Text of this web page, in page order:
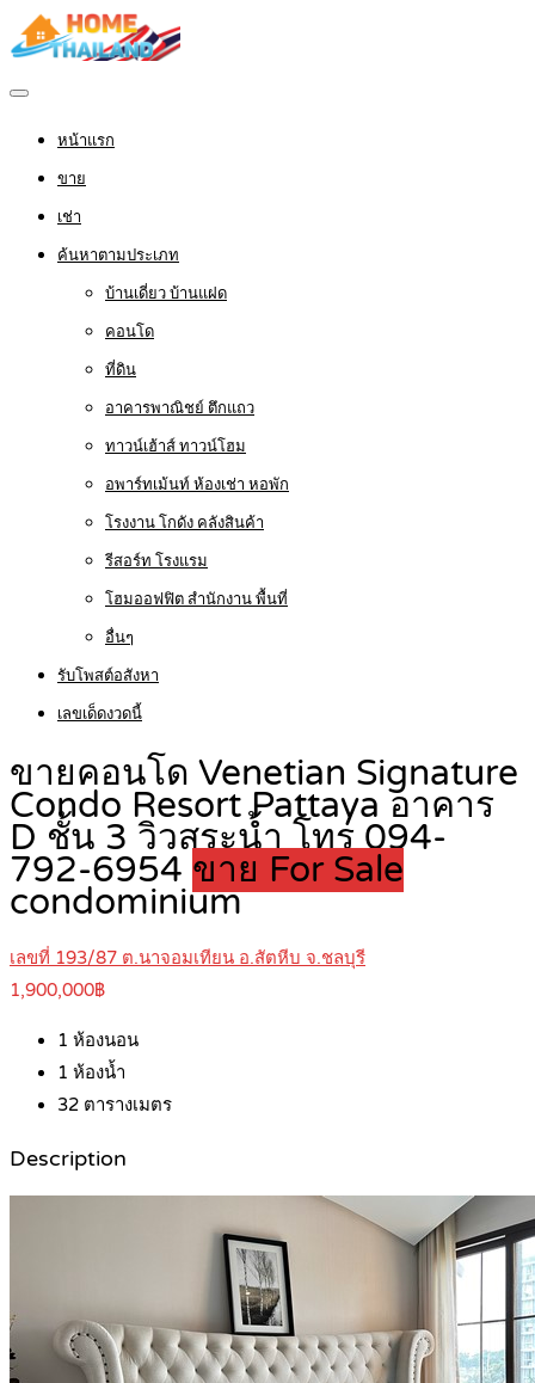
หน้าแรก
ขาย
เช่า
ค้นหาตามประเภท
บ้านเดี่ยว บ้านแฝด
คอนโด
ที่ดิน
อาคารพาณิชย์ ตึกแถว
ทาวน์เฮ้าส์ ทาวน์โฮม
อพาร์ทเม้นท์ ห้องเช่า หอพัก
โรงงาน โกดัง คลังสินค้า
รีสอร์ท โรงแรม
โฮมออฟฟิต สำนักงาน พื้นที่
อื่นๆ
รับโพสต์อสังหา
เลขเด็ดงวดนี้
ขายคอนโด Venetian Signature
Condo Resort Pattaya อาคาร
D ชั้น 3 วิวสระน้ำ โทร 094-
792-6954 ขาย For Sale
condominium
เลขที่ 193/87 ต.นาจอมเทียน อ.สัตหีบ จ.ชลบุรี
1,900,000฿
1 ห้องนอน
1 ห้องน้ำ
32 ตารางเมตร
Description